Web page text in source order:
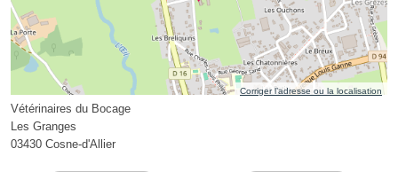
Corriger l’adresse ou la localisation
Vétérinaires du Bocage
Les Granges
03430 Cosne-d'Allier